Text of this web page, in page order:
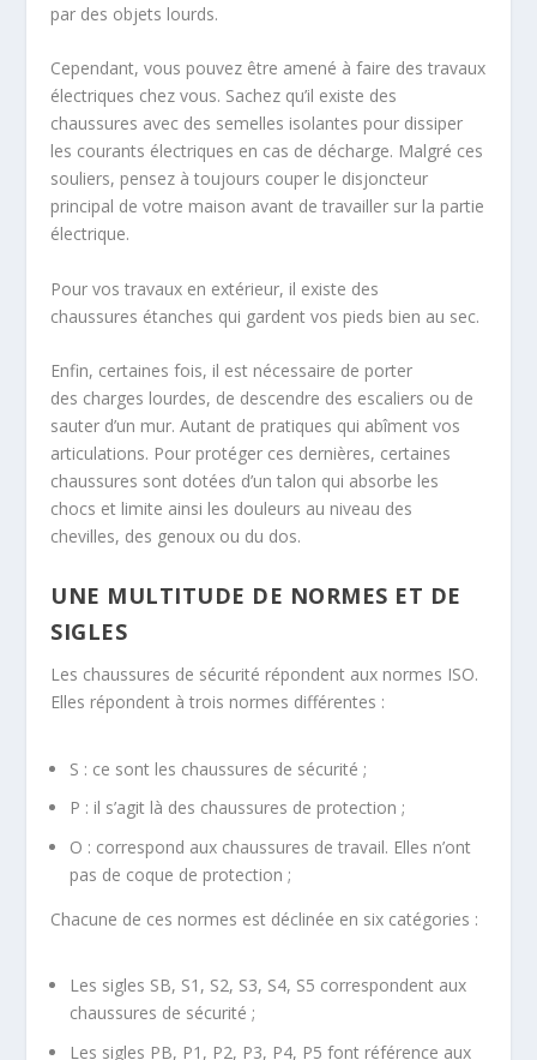
par des objets lourds.
Cependant, vous pouvez être amené à faire des travaux
électriques chez vous. Sachez qu’il existe des
chaussures avec des semelles isolantes pour dissiper
les courants électriques en cas de décharge. Malgré ces
souliers, pensez à toujours couper le disjoncteur
principal de votre maison avant de travailler sur la partie
électrique.
Pour vos travaux en extérieur, il existe des
chaussures étanches qui gardent vos pieds bien au sec.
Enfin, certaines fois, il est nécessaire de porter
des charges lourdes, de descendre des escaliers ou de
sauter d’un mur. Autant de pratiques qui abîment vos
articulations. Pour protéger ces dernières, certaines
chaussures sont dotées d’untalon qui absorbe les
chocs et limite ainsi les douleurs au niveau des
chevilles, des genoux ou du dos.
UNE MULTITUDE DE NORMES ET DE
SIGLES
Les chaussures de sécurité répondent aux normes ISO.
Elles répondent à trois normes différentes :
S : ce sont les chaussures de sécurité ;
P : il s’agit là des chaussures de protection ;
O : correspond aux chaussures de travail. Elles n’ont
pas de coque de protection ;
Chacune de ces normes est déclinée en six catégories :
Les sigles SB, S1, S2, S3, S4, S5 correspondent aux
chaussures de sécurité ;
Les sigles PB, P1, P2, P3, P4, P5 font référence aux